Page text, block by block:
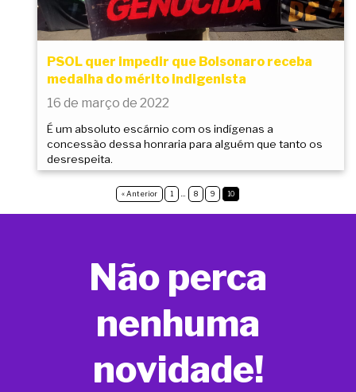
PSOL quer impedir que Bolsonaro receba
medalha do mérito indigenista
16 de março de 2022
É um absoluto escárnio com os indígenas a
concessão dessa honraria para alguém que tanto os
desrespeita.
« Anterior 1 8 9 10
Não perca
nenhuma
novidade!